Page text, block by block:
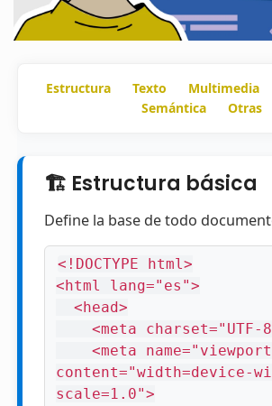
Estructura Texto Multimedia
Semántica
Otras
🏗️ Estructura básica
Define la base de todo
<!DOCTYPE html>
<html lang="es">
  <head>
    <meta charset="UTF-8">
    <meta name="viewport"
scale=1.0">